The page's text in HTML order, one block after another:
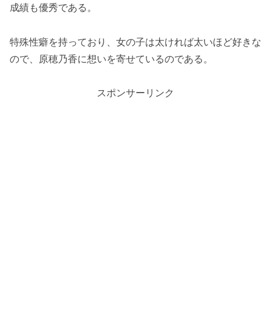
成績も優秀である。
特殊性癖を持っており、女の子は太ければ太いほど好きな
ので、原穂乃香に想いを寄せているのである。
スポンサーリンク